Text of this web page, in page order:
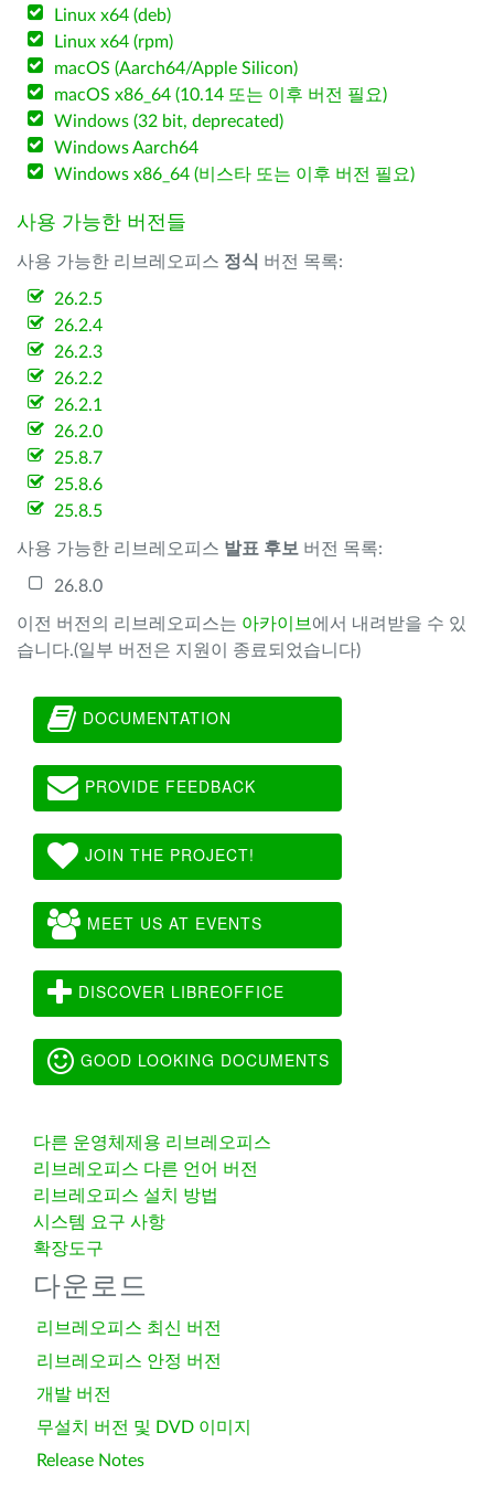
Linux x64 (deb)
Linux x64 (rpm)
macOS (Aarch64/Apple Silicon)
macOS x86_64 (10.14 또는 이후 버전 필요)
Windows (32 bit, deprecated)
Windows Aarch64
Windows x86_64 (비스타 또는 이후 버전 필요)
사용 가능한 버전들
사용 가능한 리브레오피스 정식 버전 목록:
26.2.5
26.2.4
26.2.3
26.2.2
26.2.1
26.2.0
25.8.7
25.8.6
25.8.5
사용 가능한 리브레오피스 발표 후보 버전 목록:
26.8.0
이전 버전의 리브레오피스는 아카이브 에서 내려받을 수 있
습니다.(일부 버전은 지원이 종료되었습니다)
DOCUMENTATION
PROVIDE FEEDBACK
JOIN THE PROJECT!
MEET US AT EVENTS
DISCOVER LIBREOFFICE
GOOD LOOKING DOCUMENTS
다른 운영체제용 리브레오피스
리브레오피스 다른 언어 버전
리브레오피스 설치 방법
시스템 요구 사항
확장도구
다운로드
리브레오피스 최신 버전
리브레오피스 안정 버전
개발 버전
무설치 버전 및 DVD 이미지
Release Notes